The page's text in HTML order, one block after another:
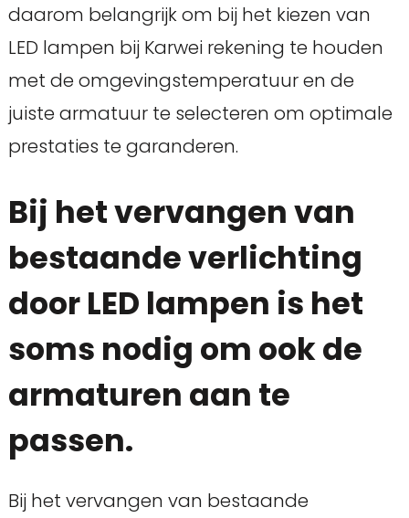
daarom belangrijk om bij het kiezen van
LED lampen bij Karwei rekening te houden
met de omgevingstemperatuur en de
juiste armatuur te selecteren om optimale
prestaties te garanderen.
Bij het vervangen van
bestaande verlichting
door LED lampen is het
soms nodig om ook de
armaturen aan te
passen.
Bij het vervangen van bestaande